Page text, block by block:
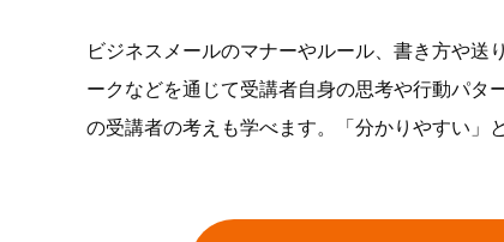
ビジネスメールのマナーやルール、書き方や送
ークなどを通じて受講者自身の思考や行動パタ
の受講者の考えも学べます。「分かりやすい」